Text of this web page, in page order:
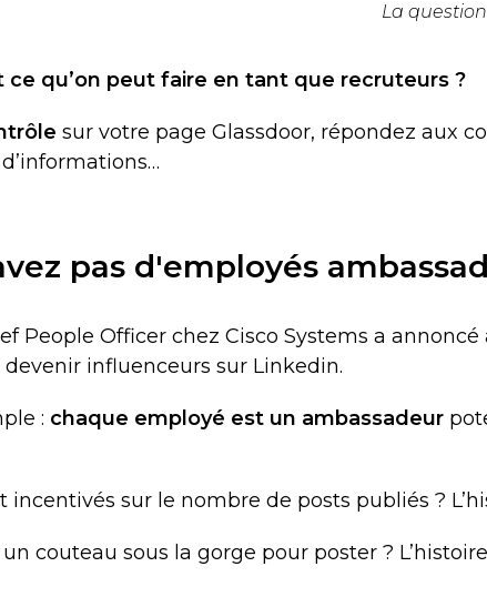
La
ce qu’on peut faire en tant que recruteurs ?
sur votre page Glassdoor, répondez aux
pas d'employés
People Officer chez Cisco Systems a
influenceurs sur Linkedin.
: chaque employé est un ambassadeur
incentivés sur le nombre de posts publiés ?
un couteau sous la gorge pour poster ?